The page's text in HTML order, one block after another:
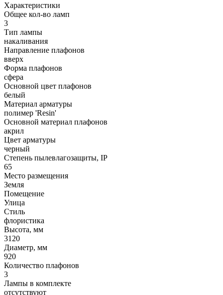
Характеристики
Общее кол-во ламп
3
Тип лампы
накаливания
Направление плафонов
вверх
Форма плафонов
сфера
Основной цвет плафонов
белый
Материал арматуры
полимер 'Resin'
Основной материал плафонов
акрил
Цвет арматуры
черный
Степень пылевлагозащиты, IP
65
Место размещения
Земля
Помещение
Улица
Стиль
флористика
Высота, мм
3120
Диаметр, мм
920
Количество плафонов
3
Лампы в комплекте
отсутствуют